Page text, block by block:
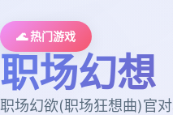
🌊 热门游戏
职场幻想
职场幻欲(职场狂想曲)官